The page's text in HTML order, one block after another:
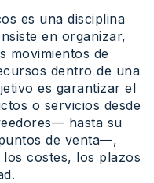
es una disciplina
en organizar,
movimientos de
dentro de una
es garantizar el
o servicios desde
hasta su
de venta—,
costes, los plazos